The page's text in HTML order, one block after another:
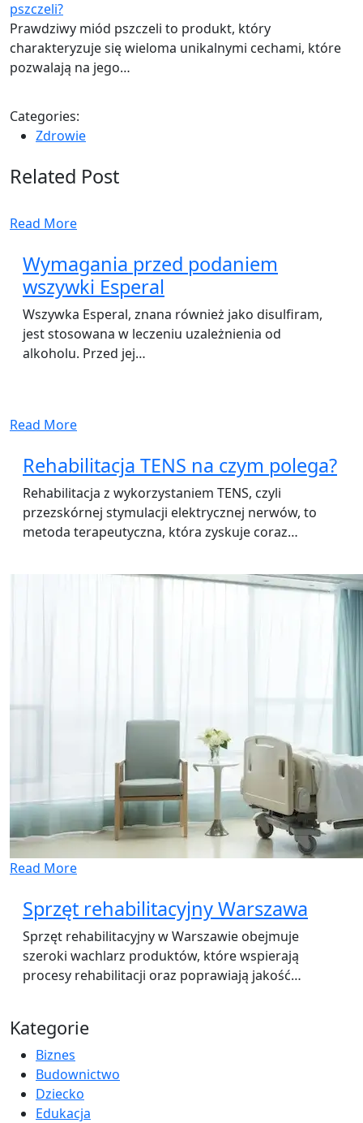
pszczeli?
Prawdziwy miód pszczeli to produkt, który
charakteryzuje się wieloma unikalnymi cechami, które
pozwalają na jego…
Categories:
Zdrowie
Related Post
Read More
Wymagania przed podaniem
wszywki Esperal
Wszywka Esperal, znana również jako disulfiram,
jest stosowana w leczeniu uzależnienia od
alkoholu. Przed jej…
Read More
Rehabilitacja TENS na czym polega?
Rehabilitacja z wykorzystaniem TENS, czyli
przezskórnej stymulacji elektrycznej nerwów, to
metoda terapeutyczna, która zyskuje coraz…
Read More
Sprzęt rehabilitacyjny Warszawa
Sprzęt rehabilitacyjny w Warszawie obejmuje
szeroki wachlarz produktów, które wspierają
procesy rehabilitacji oraz poprawiają jakość…
Kategorie
Biznes
Budownictwo
Dziecko
Edukacja